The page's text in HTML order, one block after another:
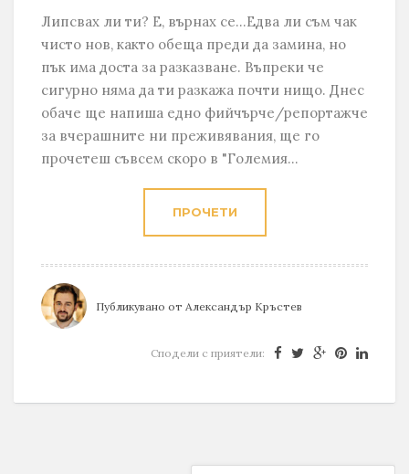
Липсвах ли ти? Е, върнах се...Едва ли съм чак
чисто нов, както обеща преди да замина, но
пък има доста за разказване. Въпреки че
сигурно няма да ти разкажа почти нищо. Днес
обаче ще напиша едно фийчърче/репортажче
за вчерашните ни преживявания, ще го
прочетеш съвсем скоро в "Големия...
ПРОЧЕТИ
Публикувано от Александър Кръстев
Сподели с приятели: